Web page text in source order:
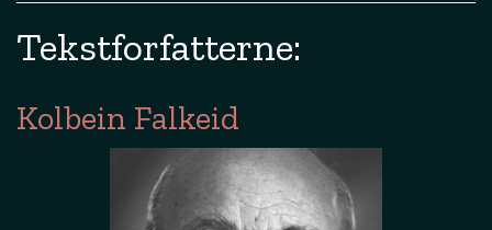
Tekstforfatterne:
Kolbein Falkeid